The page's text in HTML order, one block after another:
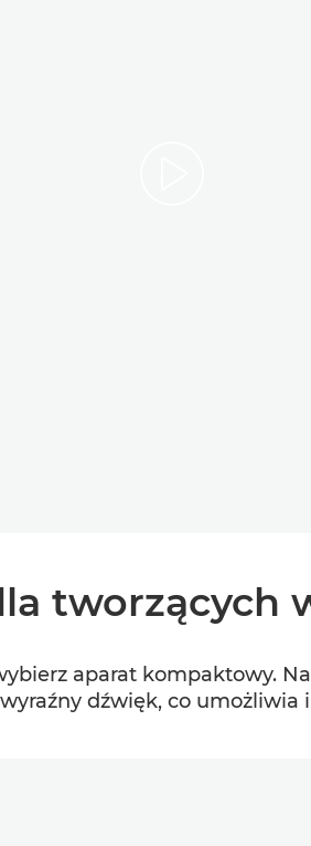
tworzących
aparat kompaktowy.
dźwięk, co umożliwia